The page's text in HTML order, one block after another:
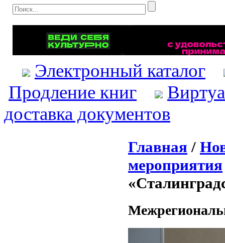
Электронный каталог
Продление книг
доставка документов
Главная /
мероприятия